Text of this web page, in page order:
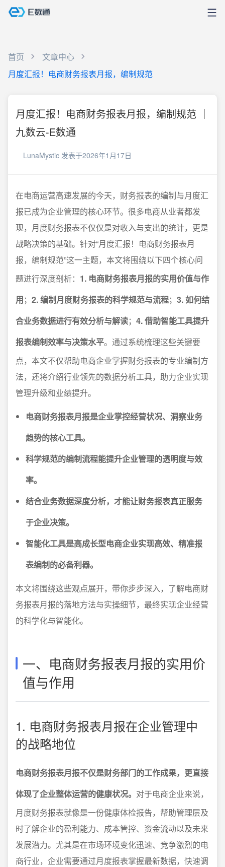
首页
文章中心
月度汇报！电商财务报表月报，编制规范
月度汇报！电商财务报表月报，编制规范 ｜
九数云-E数通
LunaMystic 发表于2026年1月17日
在电商运营高速发展的今天，财务报表的编制与月度汇
报已成为企业管理的核心环节。很多电商从业者都发
现，月度财务报表不仅仅是对收入与支出的统计，更是
战略决策的基础。针对“月度汇报！电商财务报表月
报，编制规范”这一主题，本文将围绕以下四个核心问
题进行深度剖析： 1. 电商财务报表月报的实用价值与作
用； 2. 编制月度财务报表的科学规范与流程； 3. 如何结
合业务数据进行有效分析与解读； 4. 借助智能工具提升
报表编制效率与决策水平。通过系统梳理这些关键要
点，本文不仅帮助电商企业掌握财务报表的专业编制方
法，还将介绍行业领先的数据分析工具，助力企业实现
管理升级和业绩提升。
电商财务报表月报是企业掌控经营状况、洞察业务
趋势的核心工具。
科学规范的编制流程能提升企业管理的透明度与效
率。
结合业务数据深度分析，才能让财务报表真正服务
于企业决策。
智能化工具是高成长型电商企业实现高效、精准报
表编制的必备利器。
本文将围绕这些观点展开，带你步步深入，了解电商财
务报表月报的落地方法与实操细节，最终实现企业经营
的科学化与智能化。
一、电商财务报表月报的实用价
值与作用
1. 电商财务报表月报在企业管理中
的战略地位
电商财务报表月报不仅是财务部门的工作成果，更直接
体现了企业整体运营的健康状况。 对于电商企业来说，
月度财务报表就像是一份健康体检报告，帮助管理层及
时了解企业的盈利能力、成本管控、资金流动以及未来
发展潜力。尤其是在市场环境变化迅速、竞争激烈的电
商行业，企业需要通过月度报表掌握最新数据，快速调